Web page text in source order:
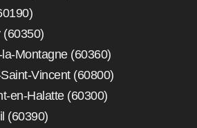
(60350)
Montagne (60360)
Vincent (60800)
en-Halatte (60300)
(60390)